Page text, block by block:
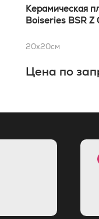
Керамическая
Boiseries BSR
20x20см
Цена по